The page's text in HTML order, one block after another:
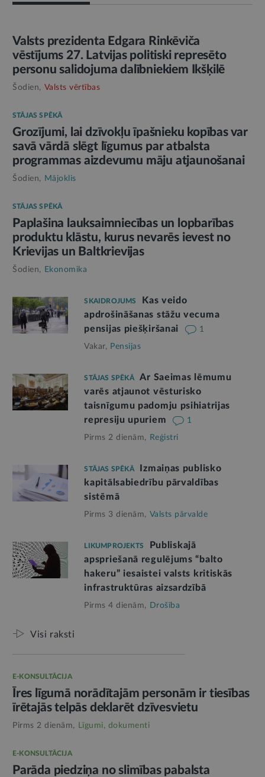
AMATPERSONAS RUNA
Valsts prezidenta Edgara Rinkēviča
vēstījums 27. Latvijas politiski represēto
personu salidojuma dalībniekiem Ikšķilē
Šodien, Valsts vērtības
STĀJAS SPĒKĀ
Grozījumi, lai dzīvokļu īpašnieku kopības var
savā vārdā slēgt līgumus par atbalsta
programmas aizdevumu māju atjaunošanai
Šodien, Mājoklis
STĀJAS SPĒKĀ
Paplašina lauksaimniecības un lopbarības
produktu klāstu, kurus nevarēs ievest no
Krievijas un Baltkrievijas
Šodien, Ekonomika
SKAIDROJUMS
Kas veido
apdrošināšanas stāžu vecuma
pensijas piešķiršanai
1
Vakar, Pensijas
STĀJAS SPĒKĀ
Ar Saeimas lēmumu
varēs atjaunot vēsturisko
taisnīgumu padomju psihiatrijas
represiju upuriem
1
Pirms 2 dienām, Reģistri
STĀJAS SPĒKĀ
Izmaiņas publisko
kapitālsabiedrību pārvaldības
sistēmā
Pirms 3 dienām, Valsts pārvalde
LIKUMPROJEKTS
Publiskajā
apspriešanā regulējums “balto
hakeru” iesaistei valsts kritiskās
infrastruktūras aizsardzībā
Pirms 4 dienām, Drošība
Visi raksti
E-KONSULTĀCIJA
Īres līgumā norādītajām personām ir tiesības
īrētajās telpās deklarēt dzīvesvietu
Pirms 2 dienām, Līgumi, dokumenti
E-KONSULTĀCIJA
Parāda piedziņa no slimības pabalsta